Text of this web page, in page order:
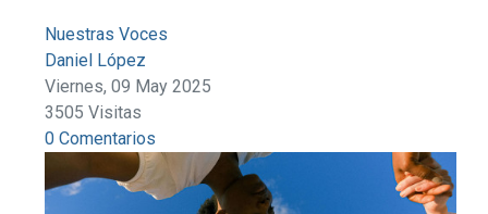
Nuestras Voces
Daniel López
Viernes, 09 May 2025
3505 Visitas
0 Comentarios